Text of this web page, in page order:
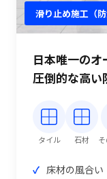
滑り止め施工（防
日本唯一の
圧倒的な高い
タイル 石材
床材の風合い